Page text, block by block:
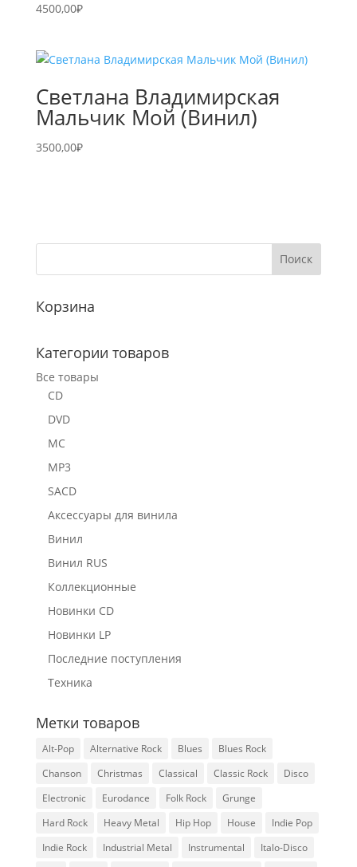
4500,00₽
Светлана Владимирская
Мальчик Мой (Винил)
3500,00₽
Корзина
Категории товаров
Все товары
CD
DVD
MC
MP3
SACD
Аксессуары для винила
Винил
Винил RUS
Коллекционные
Новинки CD
Новинки LP
Последние поступления
Техника
Метки товаров
Alt-Pop Alternative Rock Blues
Blues Rock
Chanson
Christmas Classical Classic Rock
Disco
Electronic
Eurodance Folk Rock
Grunge
Hard Rock
Heavy Metal Hip Hop House
Indie Pop
Indie Rock
Industrial Metal Instrumental
Italo-Disco